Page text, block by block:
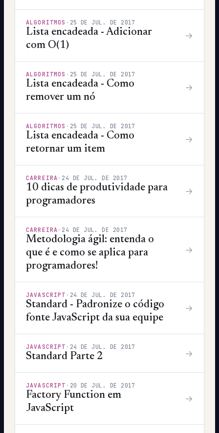
ALGORITMOS · 25 DE JUL. DE 2017
Lista encadeada - Adicionar
com O(1)
→
ALGORITMOS · 25 DE JUL. DE 2017
Lista encadeada - Como
remover um nó
→
ALGORITMOS · 25 DE JUL. DE 2017
Lista encadeada - Como
retornar um item
→
CARREIRA · 24 DE JUL. DE 2017
10 dicas de produtividade para
programadores
→
CARREIRA · 24 DE JUL. DE 2017
Metodologia ágil: entenda o
que é e como se aplica para
programadores!
→
JAVASCRIPT · 24 DE JUL. DE 2017
Standard - Padronize o código
fonte JavaScript da sua equipe
→
JAVASCRIPT · 24 DE JUL. DE 2017
Standard Parte 2 →
JAVASCRIPT · 20 DE JUL. DE 2017
Factory Function em
JavaScript
→